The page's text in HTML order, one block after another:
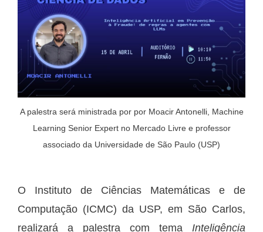
A palestra será ministrada por por Moacir Antonelli, Machine
Learning Senior Expert no Mercado Livre e professor
associado da Universidade de São Paulo (USP)
O Instituto de Ciências Matemáticas e de
Computação (ICMC) da USP, em São Carlos,
realizará a palestra com tema Inteligência